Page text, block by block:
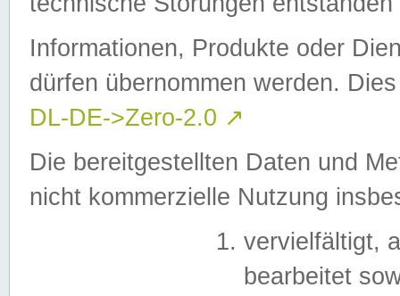
Informationen, Produkte oder
dürfen übernommen werden.
DL-DE->Zero-2.0 ↗
Die bereitgestellten Daten und
nicht kommerzielle Nutzung
vervielfältigt,
bearbeitet